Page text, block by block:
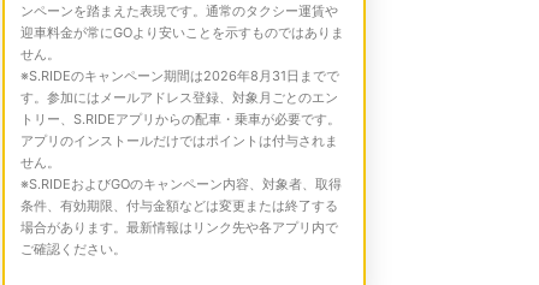
ンペーンを踏まえた表現です。通常のタクシー運賃や
迎車料金が常にGOより安いことを示すものではありま
せん。
※S.RIDEのキャンペーン期間は2026年8月31日までで
す。参加にはメールアドレス登録、対象月ごとのエン
トリー、S.RIDEアプリからの配車・乗車が必要です。
アプリのインストールだけではポイントは付与されま
せん。
※S.RIDEおよびGOのキャンペーン内容、対象者、取得
条件、有効期限、付与金額などは変更または終了する
場合があります。最新情報はリンク先や各アプリ内で
ご確認ください。